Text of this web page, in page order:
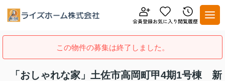
この物件の募集は終了しました。
「おしゃれな家」土佐市高岡町甲4期1号棟 新